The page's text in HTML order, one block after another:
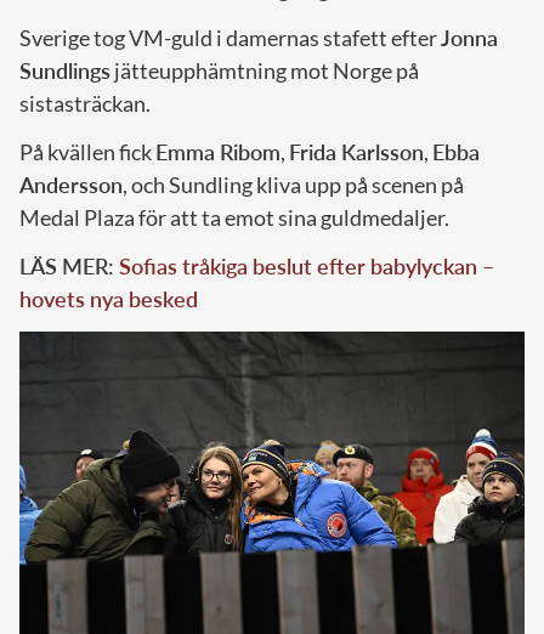
Sverige tog VM-guld i damernas stafett efterJonna
Sundlings jätteupphämtning mot Norge på
sistasträckan.
På kvällen fickEmma Ribom, Frida Karlsson, Ebba
Andersson, och Sundling kliva upp på scenen på
Medal Plaza för att ta emot sina guldmedaljer.
LÄS MER: Sofias tråkiga beslut efter babylyckan –
hovets nya besked